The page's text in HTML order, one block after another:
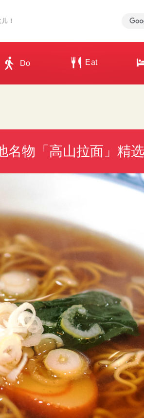
！
Do Eat
名物「高山拉面」精